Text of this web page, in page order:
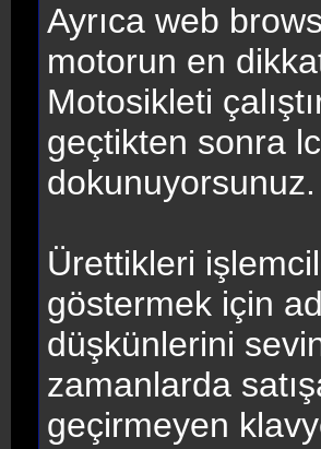
Ayrıca web
motorun en
Motosikleti
geçtikten sonra
dokunuyorsunuz.
Ürettikleri
göstermek için
düşkünlerini
zamanlarda
geçirmeyen